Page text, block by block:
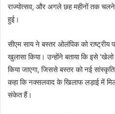
राज्योत्सव, और अगले छह महीनों तक
हुई।
सीएम साय ने बस्तर ओलंपिक को राष्ट्रीय
खुलासा किया। उन्होंने बताया कि इसे
किया जाएगा, जिससे बस्तर को नई
कहा कि नक्सलवाद के खिलाफ लड़ाई में
संकेत हैं।